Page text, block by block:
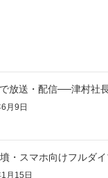
放送・配信──津村社
月9日
・スマホ向けフルダ
月15日